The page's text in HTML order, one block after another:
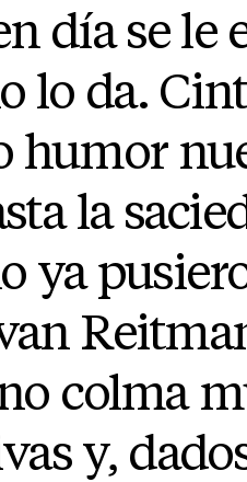
día se le
lo da.
humor
la
ya
colma
y,